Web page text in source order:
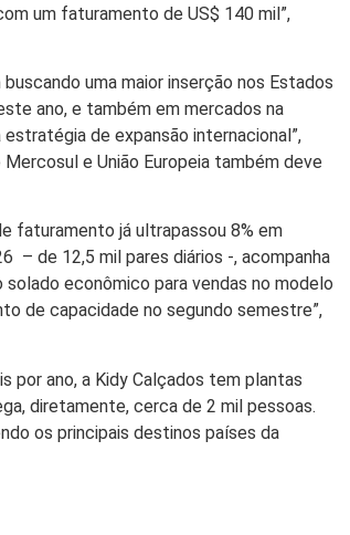
um faturamento de US$ 140 mil”,
uma maior inserção nos Estados
ano, e também em mercados na
de expansão internacional”,
e União Europeia também deve
faturamento já ultrapassou 8% em
– de 12,5 mil pares diários -, acompanha
econômico para vendas no modelo
de capacidade no segundo semestre”,
por ano, a Kidy Calçados tem plantas
diretamente, cerca de 2 mil pessoas.
os principais destinos países da